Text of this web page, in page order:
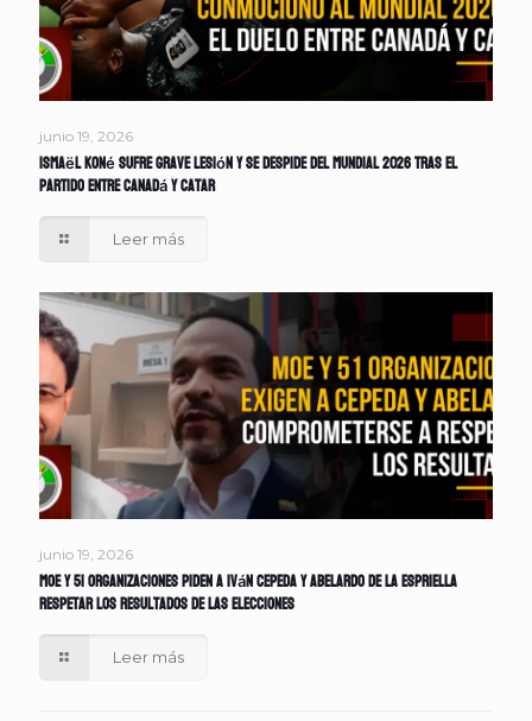
junio 19, 2026
Ismaël Koné sufre grave lesión y se despide del Mundial 2026 tras el
partido entre Canadá y Catar
Leer más
junio 19, 2026
MOE y 51 organizaciones piden a Iván Cepeda y Abelardo de la Espriella
respetar los resultados de las elecciones
Leer más